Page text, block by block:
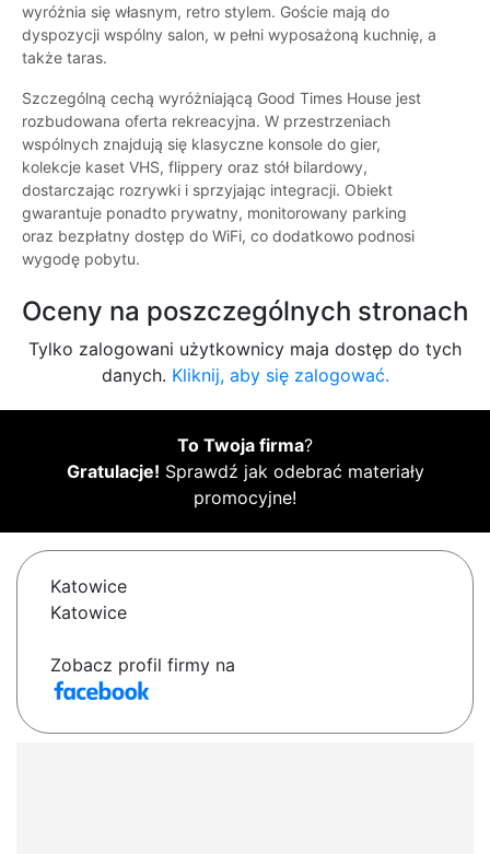
wyróżnia się własnym, retro stylem. Goście mają do
dyspozycji wspólny salon, w pełni wyposażoną kuchnię, a
także taras.
Szczególną cechą wyróżniającą Good Times House jest
rozbudowana oferta rekreacyjna. W przestrzeniach
wspólnych znajdują się klasyczne konsole do gier,
kolekcje kaset VHS, flippery oraz stół bilardowy,
dostarczając rozrywki i sprzyjając integracji. Obiekt
gwarantuje ponadto prywatny, monitorowany parking
oraz bezpłatny dostęp do WiFi, co dodatkowo podnosi
wygodę pobytu.
Oceny na poszczególnych stronach
Tylko zalogowani użytkownicy maja dostęp do tych
danych. Kliknij, aby się zalogować.
To Twoja firma?
Gratulacje! Sprawdź jak odebrać materiały
promocyjne!
Katowice
Katowice
Zobacz profil firmy na